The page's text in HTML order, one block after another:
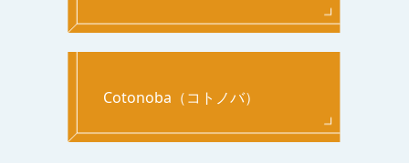
Cotonoba（コトノバ）